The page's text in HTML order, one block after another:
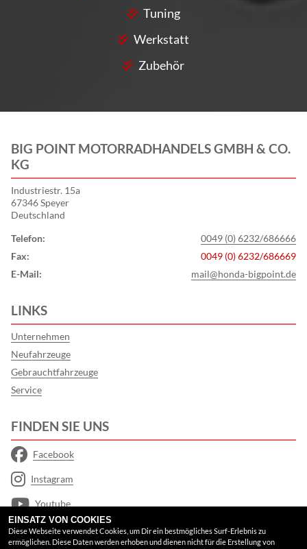
Tuning
Werkstatt
Zubehör
BIG POINT MOTORRADHANDELS GMBH & CO.
KG
Industriestr. 15a
67346 Speyer
Deutschland
Telefon:
0049 (0) 6232/686666
Fax:
0049 (0) 6232/686669
E-Mail:
mail@honda-bigpoint.de
LINKS
Unternehmen
Neufahrzeuge
Gebrauchtfahrzeuge
Service
FINDEN SIE UNS
Facebook
Instagram
Youtube
Google Maps
EINSATZ VON COOKIES
Diese Webseite verwendet Cookies, um Dir ein bestmögliches Surf-Erlebnis zu
ermöglichen. Diese Daten werden erhoben und dienen nicht für die Erstellung von